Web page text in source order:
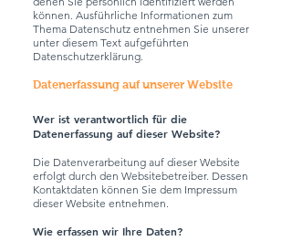
können. Ausführliche Informationen zum
Thema Datenschutz entnehmen Sie unserer
unter diesem Text aufgeführten
Datenschutzerklärung.
Datenerfassung auf unserer Website
Wer ist verantwortlich für die
Datenerfassung auf dieser Website?
Die Datenverarbeitung auf dieser Website
erfolgt durch den Websitebetreiber. Dessen
Kontaktdaten können Sie dem Impressum
dieser Website entnehmen.
Wie erfassen wir Ihre Daten?